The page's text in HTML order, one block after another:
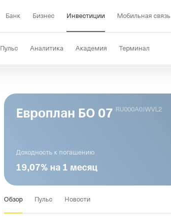
Банк Бизнес Инвестиции Мобильная связь
Пульс Аналитика Академия Терминал
Европлан БО 07 RU000A0JWVL2
Доходность к погашению
19,07% на 1 месяц
Обзор Пульс Новости